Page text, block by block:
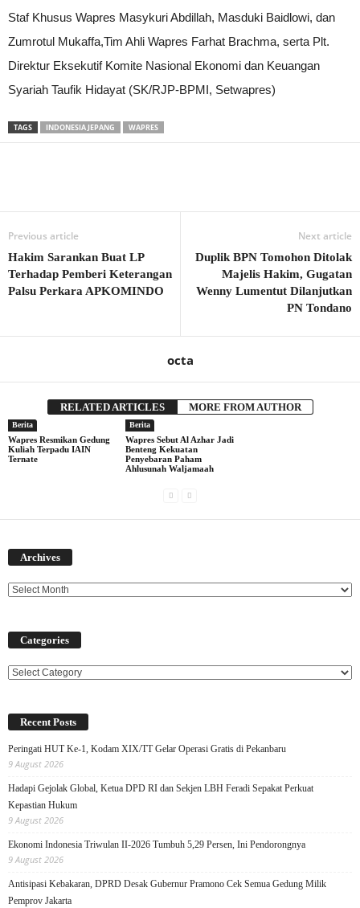
Staf Khusus Wapres Masykuri Abdillah, Masduki Baidlowi, dan
Zumrotul Mukaffa,Tim Ahli Wapres Farhat Brachma, serta Plt.
Direktur Eksekutif Komite Nasional Ekonomi dan Keuangan
Syariah Taufik Hidayat (SK/RJP-BPMI, Setwapres)
TAGS INDONESIA JEPANG WAPRES
Previous article
Hakim Sarankan Buat LP
Terhadap Pemberi Keterangan
Palsu Perkara APKOMINDO
Next article
Duplik BPN Tomohon Ditolak
Majelis Hakim, Gugatan
Wenny Lumentut Dilanjutkan
PN Tondano
octa
RELATED ARTICLES MORE FROM AUTHOR
Berita
Wapres Resmikan Gedung
Kuliah Terpadu IAIN
Ternate
Berita
Wapres Sebut Al Azhar Jadi
Benteng Kekuatan
Penyebaran Paham
Ahlusunah Waljamaah
Archives
Categories
Categories
Recent Posts
Peringati HUT Ke-1, Kodam XIX/TT Gelar Operasi Gratis di Pekanbaru
9 August 2026
Hadapi Gejolak Global, Ketua DPD RI dan Sekjen LBH Feradi Sepakat Perkuat
Kepastian Hukum
9 August 2026
Ekonomi Indonesia Triwulan II-2026 Tumbuh 5,29 Persen, Ini Pendorongnya
9 August 2026
Antisipasi Kebakaran, DPRD Desak Gubernur Pramono Cek Semua Gedung Milik
Pemprov Jakarta